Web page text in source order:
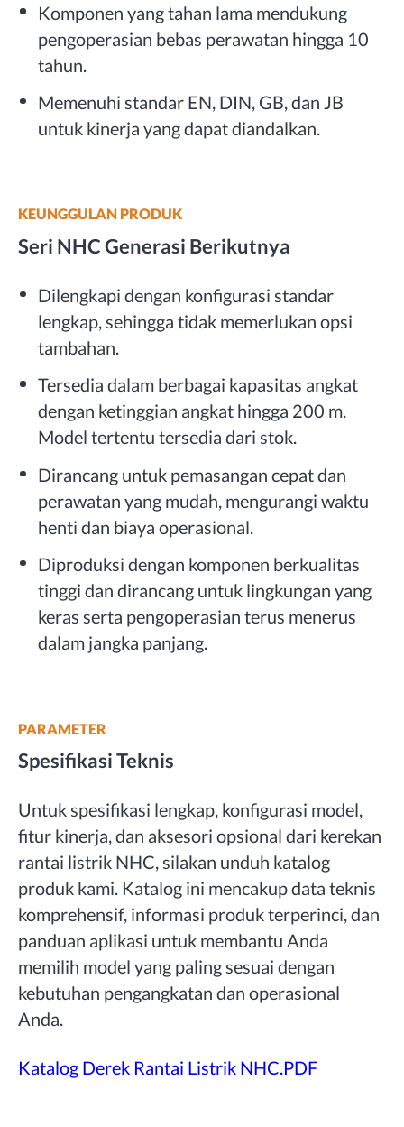
Komponen yang tahan lama mendukung
pengoperasian bebas perawatan hingga 10
tahun.
Memenuhi standar EN, DIN, GB, dan JB
untuk kinerja yang dapat diandalkan.
KEUNGGULAN PRODUK
Seri NHC Generasi Berikutnya
Dilengkapi dengan konfigurasi standar
lengkap, sehingga tidak memerlukan opsi
tambahan.
Tersedia dalam berbagai kapasitas angkat
dengan ketinggian angkat hingga 200 m.
Model tertentu tersedia dari stok.
Dirancang untuk pemasangan cepat dan
perawatan yang mudah, mengurangi waktu
henti dan biaya operasional.
Diproduksi dengan komponen berkualitas
tinggi dan dirancang untuk lingkungan yang
keras serta pengoperasian terus menerus
dalam jangka panjang.
PARAMETER
Spesifikasi Teknis
Untuk spesifikasi lengkap, konfigurasi model,
fitur kinerja, dan aksesori opsional dari kerekan
rantai listrik NHC, silakan unduh katalog
produk kami. Katalog ini mencakup data teknis
komprehensif, informasi produk terperinci, dan
panduan aplikasi untuk membantu Anda
memilih model yang paling sesuai dengan
kebutuhan pengangkatan dan operasional
Anda.
Katalog Derek Rantai Listrik NHC.PDF